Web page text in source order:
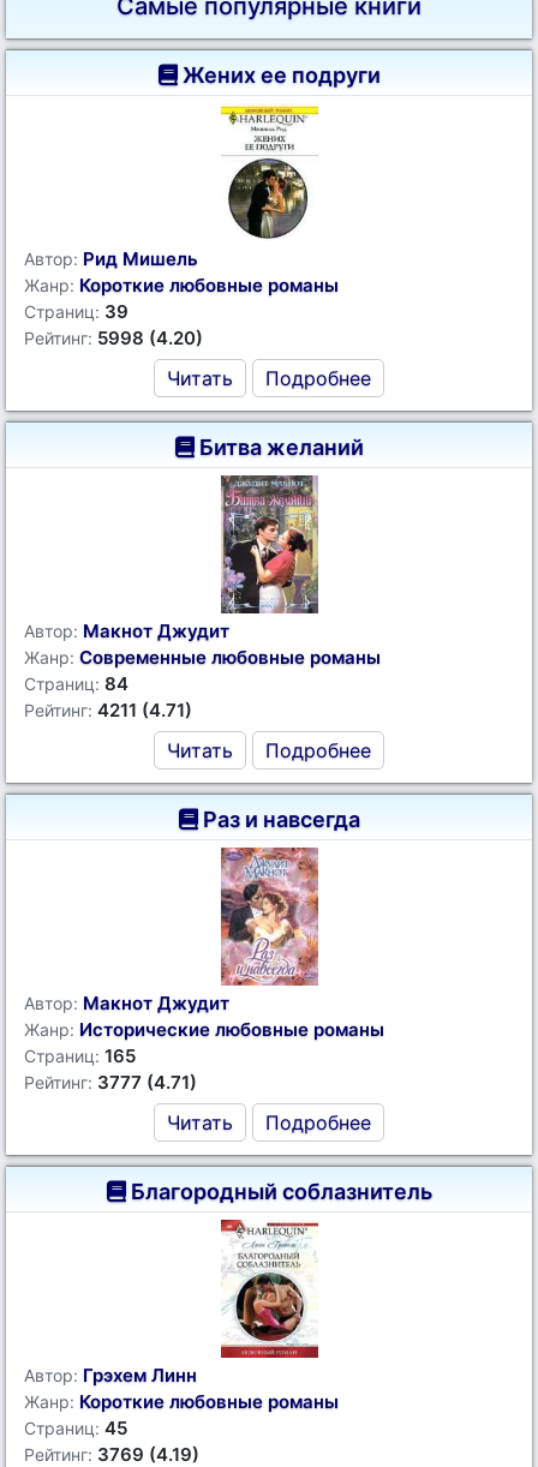
Самые популярные книги
Жених ее подруги
Автор: Рид Мишель
Жанр: Короткие любовные романы
Страниц: 39
Рейтинг: 5998 (4.20)
Читать Подробнее
Битва желаний
Автор: Макнот Джудит
Жанр: Современные любовные романы
Страниц: 84
Рейтинг: 4211 (4.71)
Читать Подробнее
Раз и навсегда
Автор: Макнот Джудит
Жанр: Исторические любовные романы
Страниц: 165
Рейтинг: 3777 (4.71)
Читать Подробнее
Благородный соблазнитель
Автор: Грэхем Линн
Жанр: Короткие любовные романы
Страниц: 45
Рейтинг: 3769 (4.19)